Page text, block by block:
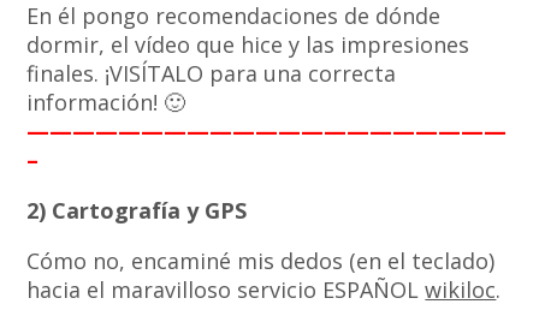
En él pongo recomendaciones de dónde
dormir, el vídeo que hice y las impresiones
finales. ¡VISÍTALO para una correcta
información! 🙂
—————————————————————
–
2) Cartografía y GPS
Cómo no, encaminé mis dedos (en el teclado)
hacia el maravilloso servicio ESPAÑOLwikiloc.